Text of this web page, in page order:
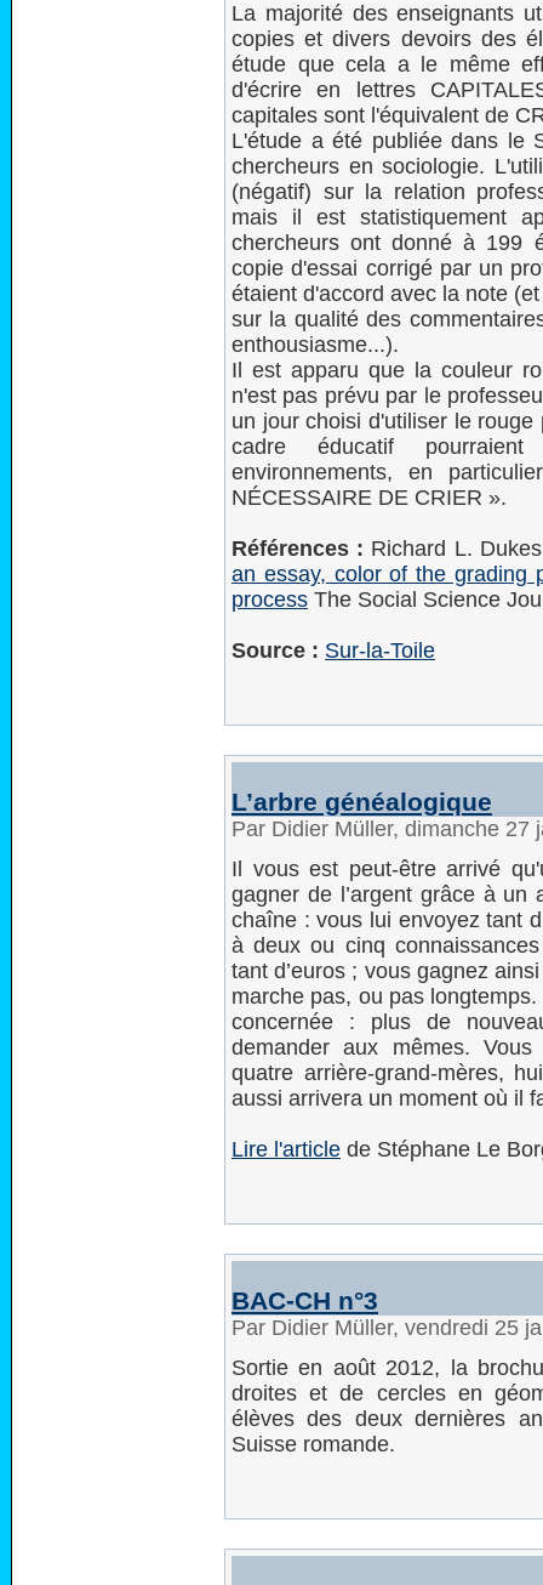
La majorité des enseignants
copies et divers devoirs des
étude que cela a le même
d'écrire en lettres
capitales sont l'équivalent de
L'étude a été publiée dans le
chercheurs en sociologie.
(négatif) sur la relation
mais il est statistiquement
chercheurs ont donné à 199
copie d'essai corrigé par un
étaient d'accord avec la note
sur la qualité des
enthousiasme...).
Il est apparu que la couleur
n'est pas prévu par le
un jour choisi d'utiliser le
cadre éducatif
environnements, en
NÉCESSAIRE DE CRIER ».
Références : Richard L.
an essay, color of the grading
process The Social Science
Source : Sur-la-Toile
L’arbre généalogique
Par Didier Müller, dimanche 27
Il vous est peut-être arrivé
gagner de l’argent grâce à un
chaîne : vous lui envoyez tant
à deux ou cinq
tant d’euros ; vous gagnez
marche pas, ou pas
concernée : plus de
demander aux mêmes.
quatre arrière-grand-mères,
aussi arrivera un moment où il
Lire l'article de Stéphane Le
BAC-CH n°3
Par Didier Müller, vendredi 25
Sortie en août 2012, la
droites et de cercles en
élèves des deux dernières
Suisse romande.